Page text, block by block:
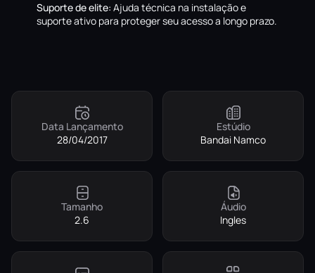
Suporte de elite: Ajuda técnica na instalação e
suporte ativo para proteger seu acesso a longo prazo.
Data Lançamento
28/04/2017
Estúdio
Bandai Namco
Tamanho
2.6
Áudio
Ingles